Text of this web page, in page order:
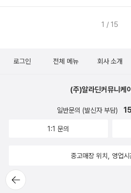
1 / 15
뒤로가
기
로그인 전체 메뉴 회사 소개
(주)알라딘커뮤니케
일반문의 (발신자 부담)
1:1 문의
중고매장 위치, 영업시